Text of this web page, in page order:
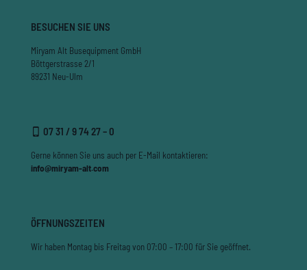
BESUCHEN SIE UNS
Miryam Alt Busequipment GmbH
Böttgerstrasse 2/1
89231 Neu-Ulm
07 31 / 9 74 27 – 0
Gerne können Sie uns auch per E-Mail kontaktieren:
info@miryam-alt.com
ÖFFNUNGSZEITEN
Wir haben Montag bis Freitag von 07:00 – 17:00 für Sie geöffnet.